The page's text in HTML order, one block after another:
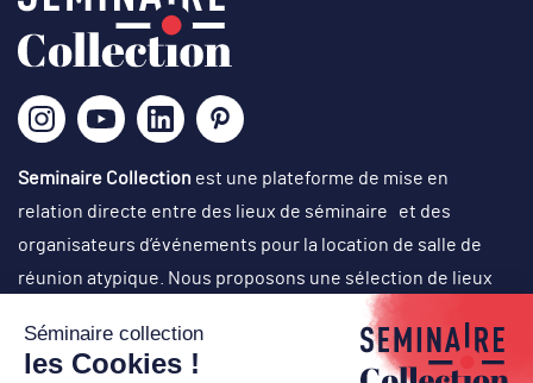
Seminaire Collection est une plateforme de mise en
relation directe entre des lieux de séminaire et des
organisateurs d’événements pour la location de salle de
réunion atypique. Nous proposons une sélection de lieux
originaux, singuliers et atypiques dans des cadres
exceptionnels, avec un choix d’activités originales en vue
d’organisation de réunions de travail, journées de cohésion,